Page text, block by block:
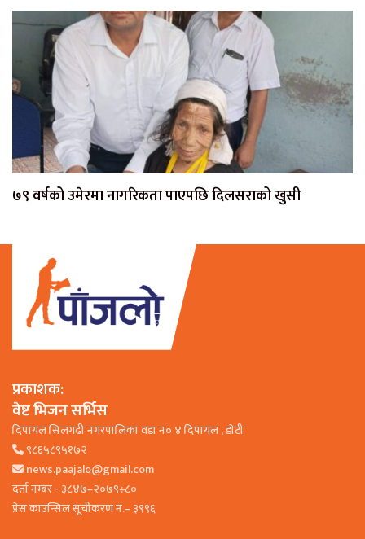
७९ वर्षको उमेरमा नागरिकता पाएपछि दिलसराको खुसी
प्रकाशक:
वेष्ट भिजन सर्भिस
दिपायल सिलगढी नगरपालिका वडा न० ४ दिपायल , डाेटी
९८६५८९५१७२
news.paajalo@gmail.com
दर्ता नम्बर - ३८४७–२०७९÷८०
प्रेस काउन्सिल सूचीकरण नं.– ३९९६